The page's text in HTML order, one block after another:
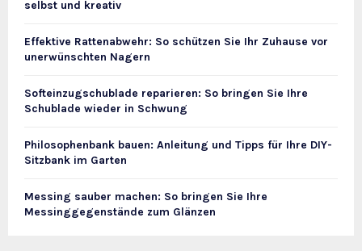
selbst und kreativ
Effektive Rattenabwehr: So schützen Sie Ihr Zuhause vor
unerwünschten Nagern
Softeinzugschublade reparieren: So bringen Sie Ihre
Schublade wieder in Schwung
Philosophenbank bauen: Anleitung und Tipps für Ihre DIY-
Sitzbank im Garten
Messing sauber machen: So bringen Sie Ihre
Messinggegenstände zum Glänzen